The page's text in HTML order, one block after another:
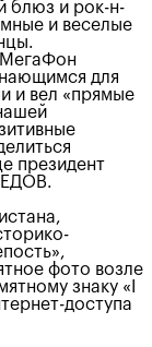
блюз и рок-н-
и веселые
МегаФон
для
и вел «прямые
президент
фото возле
знаку «I
доступа